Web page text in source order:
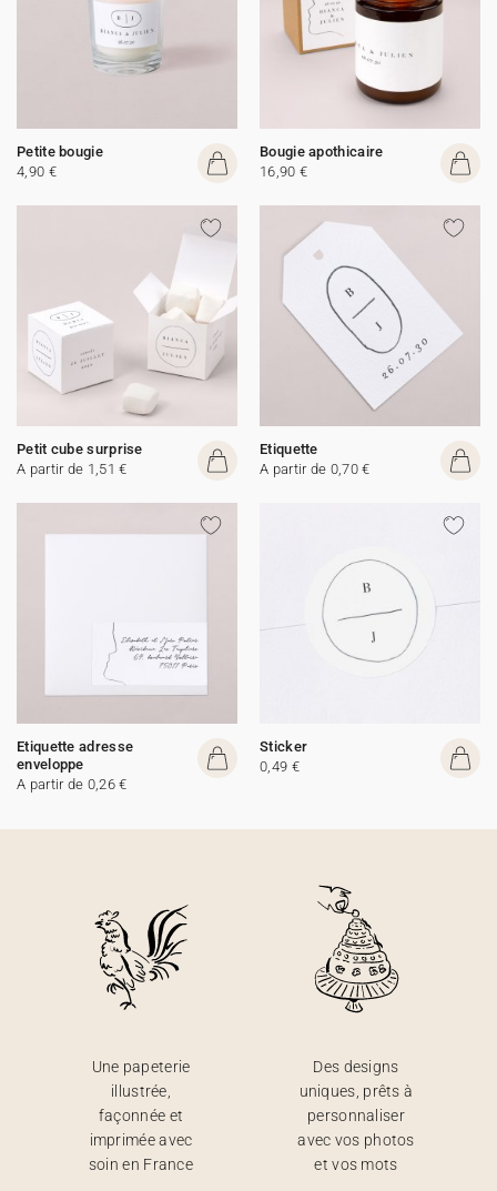
Petite bougie
4,90 €
Bougie apothicaire
16,90 €
Petit cube surprise
A partir de 1,51 €
Etiquette
A partir de 0,70 €
Etiquette adresse
enveloppe
A partir de 0,26 €
Sticker
0,49 €
Une papeterie
illustrée,
façonnée et
imprimée avec
soin en France
Des designs
uniques, prêts à
personnaliser
avec vos photos
et vos mots